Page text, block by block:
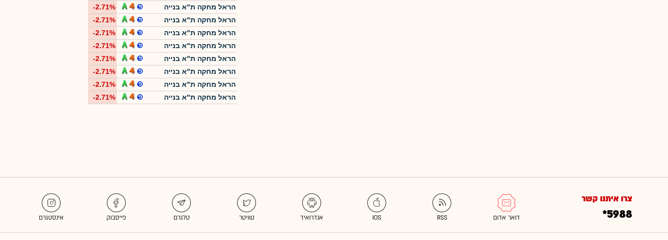
הראל מחקה ת"א בנייה
-2.71%
הראל מחקה ת"א בנייה
-2.71%
הראל מחקה ת"א בנייה
-2.71%
הראל מחקה ת"א בנייה
-2.71%
הראל מחקה ת"א בנייה
-2.71%
הראל מחקה ת"א בנייה
-2.71%
הראל מחקה ת"א בנייה
-2.71%
הראל מחקה ת"א בנייה
-2.71%
צרו איתנו קשר
*5988